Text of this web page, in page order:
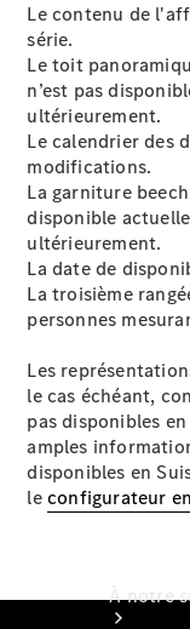
de
Notices
Prendre
rendez-
vous à
À notre
Le contenu de
série.
Le toit
n’est pas
ultérieurement.
Le calendrier des
modifications.
La garniture
disponible
ultérieurement.
La date de
La troisième
personnes
Les
le cas échéant,
pas disponibles
amples
disponibles en
leconfigurateur